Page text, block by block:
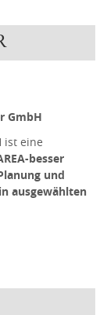
GmbH
ist eine
besser
und
ausgewählten